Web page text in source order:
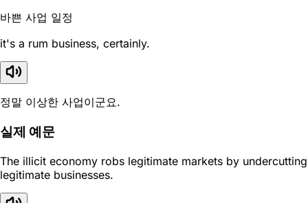
바쁜 사업 일정
it's a rum business, certainly.
정말 이상한 사업이군요.
실제 예문
The illicit economy robs legitimate markets by undercutting
legitimate businesses.